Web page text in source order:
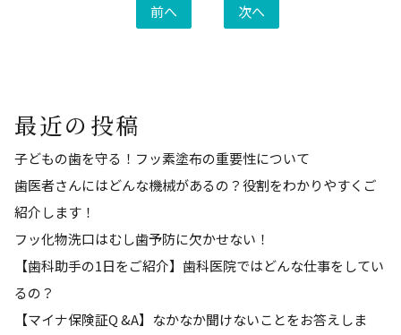
前へ 次へ
最近の投稿
子どもの歯を守る！フッ素塗布の重要性について
歯医者さんにはどんな機械があるの？役割をわかりやすくご
紹介します！
フッ化物洗⼝はむし歯予防に欠かせない！
【歯科助手の1日をご紹介】歯科医院ではどんな仕事をしてい
るの？
【マイナ保険証Q &A】なかなか聞けないことをお答えしま